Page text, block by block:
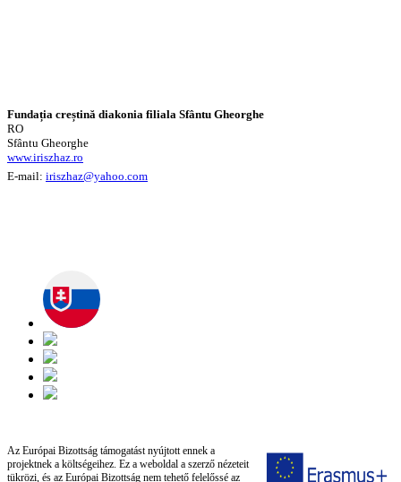
Fundația creștină diakonia filiala Sfântu Gheorghe
RO
Sfântu Gheorghe
www.iriszhaz.ro
E-mail: iriszhaz@yahoo.com
Az Európai Bizottság támogatást nyújtott ennek a
projektnek a költségeihez. Ez a weboldal a szerző nézeteit
tükrözi, és az Európai Bizottság nem tehető felelőssé az